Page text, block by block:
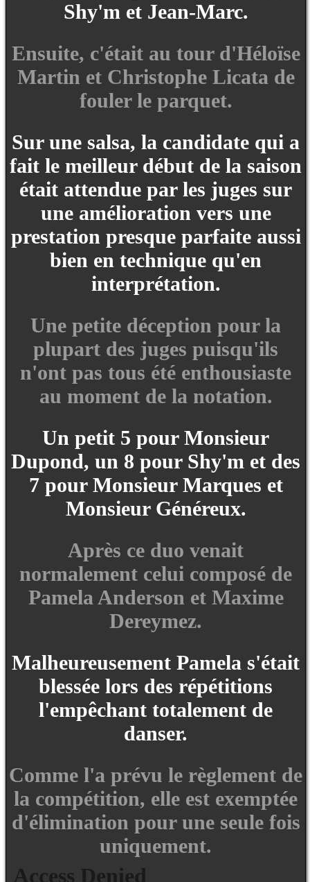
Shy'm et Jean-Marc.
Ensuite, c'était au tour d'Héloïse
Martin et Christophe Licata de
fouler le parquet.
Sur une salsa, la candidate qui a
fait le meilleur début de la saison
était attendue par les juges sur
une amélioration vers une
prestation presque parfaite aussi
bien en technique qu'en
interprétation.
Une petite déception pour la
plupart des juges puisqu'ils
n'ont pas tous été enthousiaste
au moment de la notation.
Un petit 5 pour Monsieur
Dupond, un 8 pour Shy'm et des
7 pour Monsieur Marques et
Monsieur Généreux.
Après ce duo venait
normalement celui composé de
Pamela Anderson et Maxime
Dereymez.
Malheureusement Pamela s'était
blessée lors des répétitions
l'empêchant totalement de
danser.
Comme l'a prévu le règlement de
la compétition, elle est exemptée
d'élimination pour une seule fois
uniquement.